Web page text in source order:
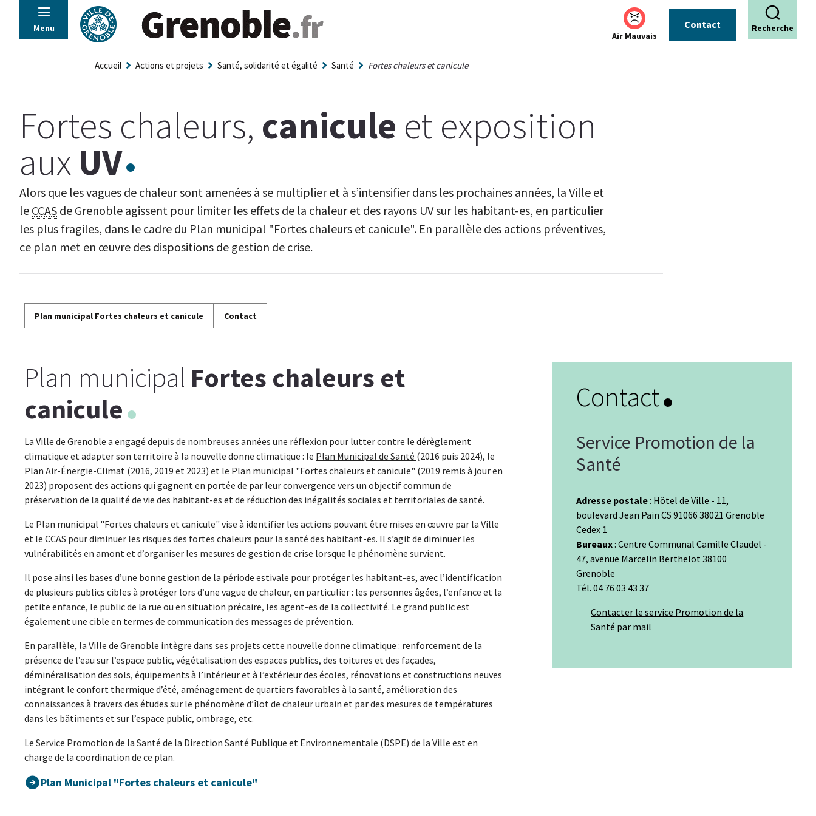
Panneau de gestion des cookies
Menu
Air Mauvais
Contact Recherche
Accueil Actions et projets Santé, solidarité et égalité Santé Fortes chaleurs et canicule
Fortes chaleurs, canicule et exposition
aux UV
Alors que les vagues de chaleur sont amenées à se multiplier et à s’intensifier dans les prochaines années, la Ville et
le CCAS de Grenoble agissent pour limiter les effets de la chaleur et des rayons UV sur les habitant-es, en particulier
les plus fragiles, dans le cadre du Plan municipal "Fortes chaleurs et canicule". En parallèle des actions préventives,
ce plan met en œuvre des dispositions de gestion de crise.
Plan municipal Fortes chaleurs et canicule Contact
Plan municipal Fortes chaleurs et
canicule
La Ville de Grenoble a engagé depuis de nombreuses années une réflexion pour lutter contre le dérèglement
climatique et adapter son territoire à la nouvelle donne climatique : le Plan Municipal de Santé (2016 puis 2024), le
Plan Air-Énergie-Climat (2016, 2019 et 2023) et le Plan municipal "Fortes chaleurs et canicule" (2019 remis à jour en
2023) proposent des actions qui gagnent en portée de par leur convergence vers un objectif commun de
préservation de la qualité de vie des habitant-es et de réduction des inégalités sociales et territoriales de santé.
Le Plan municipal "Fortes chaleurs et canicule" vise à identifier les actions pouvant être mises en œuvre par la Ville
et le CCAS pour diminuer les risques des fortes chaleurs pour la santé des habitant-es. Il s’agit de diminuer les
vulnérabilités en amont et d’organiser les mesures de gestion de crise lorsque le phénomène survient.
Il pose ainsi les bases d’une bonne gestion de la période estivale pour protéger les habitant-es, avec l’identification
de plusieurs publics cibles à protéger lors d’une vague de chaleur, en particulier : les personnes âgées, l’enfance et la
petite enfance, le public de la rue ou en situation précaire, les agent-es de la collectivité. Le grand public est
également une cible en termes de communication des messages de prévention.
En parallèle, la Ville de Grenoble intègre dans ses projets cette nouvelle donne climatique : renforcement de la
présence de l’eau sur l’espace public, végétalisation des espaces publics, des toitures et des façades,
déminéralisation des sols, équipements à l’intérieur et à l’extérieur des écoles, rénovations et constructions neuves
intégrant le confort thermique d’été, aménagement de quartiers favorables à la santé, amélioration des
connaissances à travers des études sur le phénomène d’îlot de chaleur urbain et par des mesures de températures
dans les bâtiments et sur l’espace public, ombrage, etc.
Le Service Promotion de la Santé de la Direction Santé Publique et Environnementale (DSPE) de la Ville est en
charge de la coordination de ce plan.
Plan Municipal "Fortes chaleurs et canicule"
Contact
Service Promotion de la
Santé
Adresse postale: Hôtel de Ville - 11,
boulevard Jean Pain CS 91066 38021 Grenoble
Cedex 1
Bureaux: Centre Communal Camille Claudel -
47, avenue Marcelin Berthelot 38100
Grenoble
Tél. 04 76 03 43 37
Contacter le service Promotion de la
Santé par mail